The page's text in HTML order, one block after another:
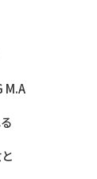
M.A